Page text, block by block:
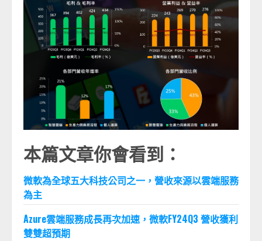
本篇文章你會看到：
微軟為全球五大科技公司之一，營收來源以雲端服務
為主
Azure雲端服務成長再次加速，微軟FY24Q3 營收獲利
雙雙超預期